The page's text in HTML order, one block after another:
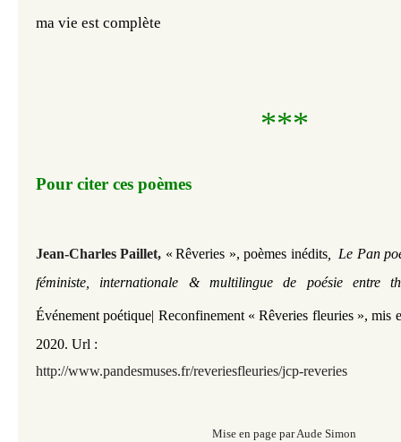
ma vie est complète
***
Pour citer ces poèmes
Jean-Charles Paillet, « Rêveries », poèmes inédits,
Le Pan
féministe, internationale & multilingue de poésie entre
Événement poétique| Reconfinement « Rêveries fleuries », mis
2020. Url :
http://www.pandesmuses.fr/reveriesfleuries/jcp-reveries
Mise en page par Aude Simon